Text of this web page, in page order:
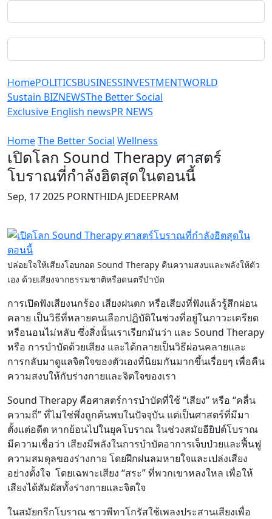
HomePOLITICSBUSINESSINVESTMENTWORLD
Sustain BIZNEWSThe Better Social
Exclusive English newsPR NEWS
HomeThe Better Social Wellness
เปิดโลก Sound Therapy ศาสตร์
โบราณที่กำลังฮิตสุดในตอนนี้
Sep, 17 2025 PORNTHIDA JEDEEPRAM
ปล่อยใจให้เสียงโอบกอด Sound Therapy คืนความสงบและพลังให้ตัว
เอง ด้วยเสียงจากธรรมชาติหรือดนตรีบำบัด
การเปิดฟังเสียงนกร้อง เสียงฝนตก หรือเสียงที่ฟังแล้วรู้สึกผ่อน
คลาย เป็นวิธีที่หลายคนเลือกปฏิบัติในช่วงที่อยู่ในภาวะเครียด
หรือนอนไม่หลับ ซึ่งสิ่งนั้นเราเรียกมันว่า และ Sound Therapy
หรือ การบำบัดด้วยเสียง และได้กลายเป็นวิธีผ่อนคลายและ
การกลับมาดูแลจิตใจของตัวเองที่นิยมกันมากขึ้นเรื่อยๆ เพื่อคืน
ความสงบให้กับร่างกายและจิตใจของเรา
Sound Therapy คือศาสตร์การบำบัดที่ใช้ “เสียง” หรือ “คลื่น
ความถี่” ที่ไม่ใช่พึ่งถูกค้นพบในปัจจุบัน แต่เป็นศาสตร์ที่มีมา
ตั้งแต่อดีต หากย้อนไปในยุคโบราณ ในช่วงสมัยอียิปต์โบราณ
มีความเชื่อว่า เสียงมีพลังในการบำบัดอาการเจ็บป่วยและฟื้นฟู
ความสมดุลของร่างกาย โดยฝึกฝนลมหายใจและเปล่งเสียง
อย่างตั้งใจ โดยเฉพาะเสียง “สระ” ที่พวกเขาหลงใหล เพื่อให้
เสียงได้สัมผัสทั้งร่างกายและจิตใจ
ในสมัยกรีกโบราณ ชาวพีทาโกรัสใช้เพลงประสานเสียงเพื่อ